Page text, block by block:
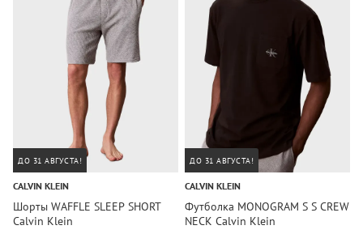
ДО 31 АВГУСТА!
CALVIN KLEIN
Шорты WAFFLE SLEEP SHORT
Calvin Klein
ДО 31 АВГУСТА!
CALVIN KLEIN
Футболка MONOGRAM S S CREW
NECK Calvin Klein